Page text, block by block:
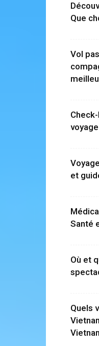
Que
Vol
et
Santé
Où et
Quels